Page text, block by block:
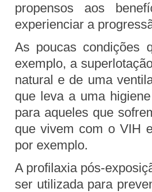
propensos aos
experienciar a
As poucas condições
exemplo, a
natural e de uma
que leva a uma
para aqueles que
que vivem com o VIH
por exemplo.
A profilaxia pós-
ser utilizada para